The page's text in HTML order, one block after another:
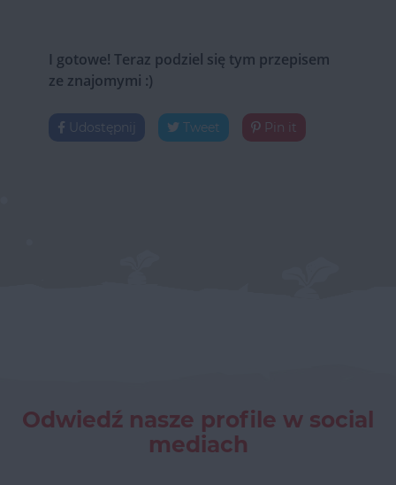
I gotowe! Teraz podziel się tym przepisem
ze znajomymi :)
Udostępnij Tweet Pin it
Odwiedź nasze profile w social
mediach